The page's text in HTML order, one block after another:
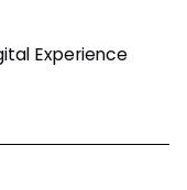
Experience